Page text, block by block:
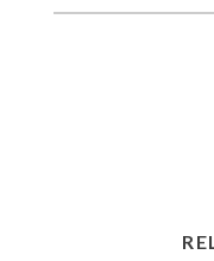
コンパクトかつ